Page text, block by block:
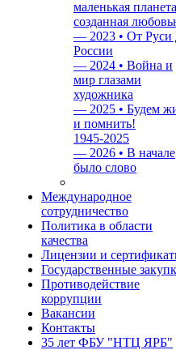
маленькая
созданная
— 2023 • От Руси
России
— 2024 • Война и
мир глазами
художника
— 2025 • Будем
и помнить!
1945-2025
— 2026 • В начале
было слово
Международное
сотрудничество
Политика в области
качества
Лицензии и
Государственные
Противодействие
коррупции
Вакансии
Контакты
35 лет ФБУ "НТЦ ЯРБ"